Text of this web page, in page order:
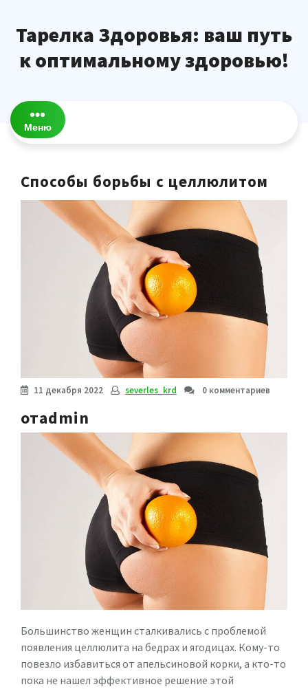
содержимому
Тарелка Здоровья: ваш путь
к оптимальному здоровью!
Меню
Способы борьбы с целлюлитом
11 декабря 2022 severles_krd 0 комментариев
отadmin
Большинство женщин сталкивались с проблемой
появления целлюлита на бедрах и ягодицах. Кому-то
повезло избавиться от апельсиновой корки, а кто-то
пока не нашел эффективное решение этой